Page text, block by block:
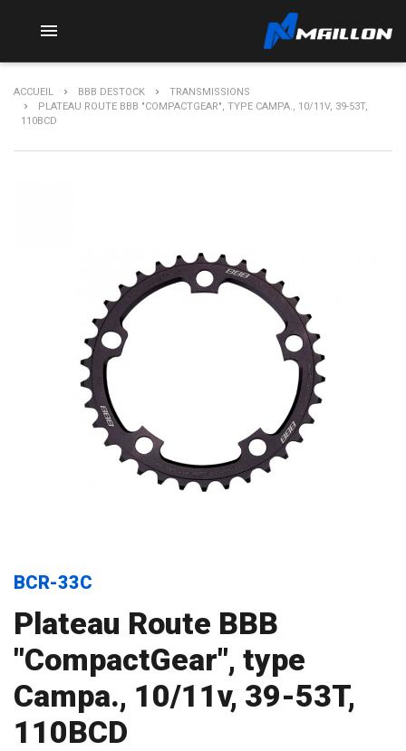

ACCUEIL BBB DESTOCK
TRANSMISSIONS
PLATEAU ROUTE BBB "COMPACTGEAR", TYPE CAMPA., 10/11V, 39-53T,
110BCD
BCR-33C
Plateau Route BBB
"CompactGear", type
Campa., 10/11v, 39-53T,
110BCD